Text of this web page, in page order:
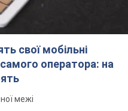
свої мобільні
оператора: на
межі